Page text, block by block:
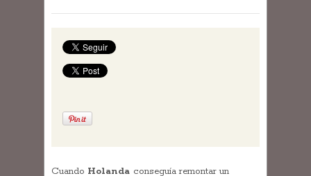
Cuando Holanda conseguía remontar un